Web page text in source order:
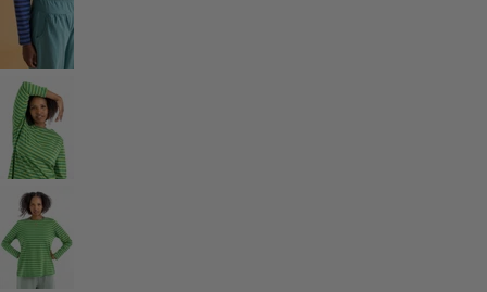
Une tenue toute prête
Décoration classique et folklorique
Décoration à l'ancienne
Décoration campagnarde
Décoration amusante
Décoration colorée
Intérieur floral
Décoration naturelle
Décoration bohème
Décoration scandinave